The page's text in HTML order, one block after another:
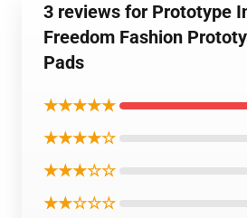
3 reviews for Prototype
Freedom Fashion
Pads
★★★★★
★★★★☆
★★★☆☆
★★☆☆☆